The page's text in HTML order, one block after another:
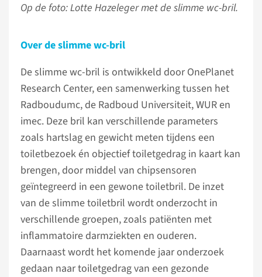
Op de foto: Lotte Hazeleger met de slimme wc-bril.
Over de slimme wc-bril
De slimme wc-bril is ontwikkeld door OnePlanet
Research Center, een samenwerking tussen het
Radboudumc, de Radboud Universiteit, WUR en
imec. Deze bril kan verschillende parameters
zoals hartslag en gewicht meten tijdens een
toiletbezoek én objectief toiletgedrag in kaart kan
brengen, door middel van chipsensoren
geïntegreerd in een gewone toiletbril. De inzet
van de slimme toiletbril wordt onderzocht in
verschillende groepen, zoals patiënten met
inflammatoire darmziekten en ouderen.
Daarnaast wordt het komende jaar onderzoek
gedaan naar toiletgedrag van een gezonde